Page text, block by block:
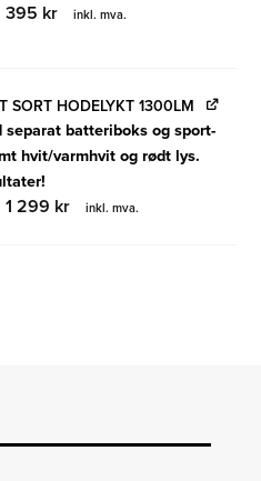
395 kr inkl. mva.
SORT HODELYKT 1300LM
separat batteriboks og sport-
hvit/varmhvit og rødt lys.
1 299 kr inkl. mva.